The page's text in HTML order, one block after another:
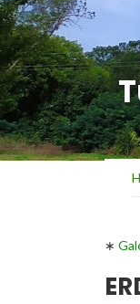
∗